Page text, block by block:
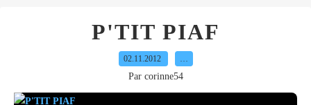
P'TIT PIAF
02.11.2012 …
Par corinne54